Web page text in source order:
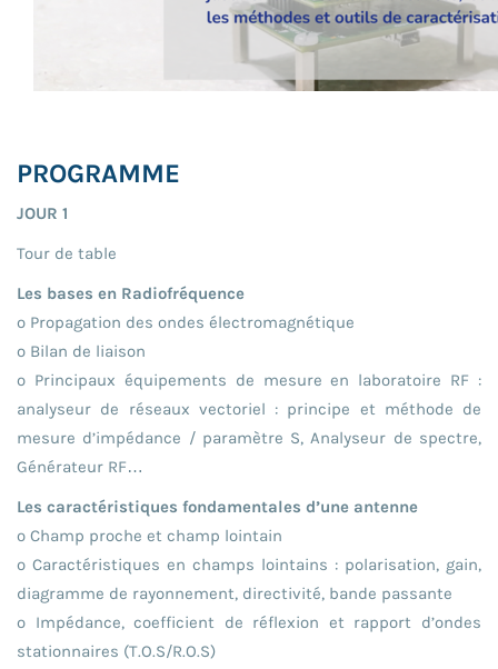
PROGRAMME
JOUR 1
Tour de table
Les bases en Radiofréquence
o Propagation des ondes électromagnétique
o Bilan de liaison
o Principaux équipements de mesure en laboratoire RF :
analyseur de réseaux vectoriel : principe et méthode de
mesure d’impédance / paramètre S, Analyseur de spectre,
Générateur RF…
Les caractéristiques fondamentales d’une antenne
o Champ proche et champ lointain
o Caractéristiques en champs lointains : polarisation, gain,
diagramme de rayonnement, directivité, bande passante
o Impédance, coefficient de réflexion et rapport d’ondes
stationnaires (T.O.S/R.O.S)